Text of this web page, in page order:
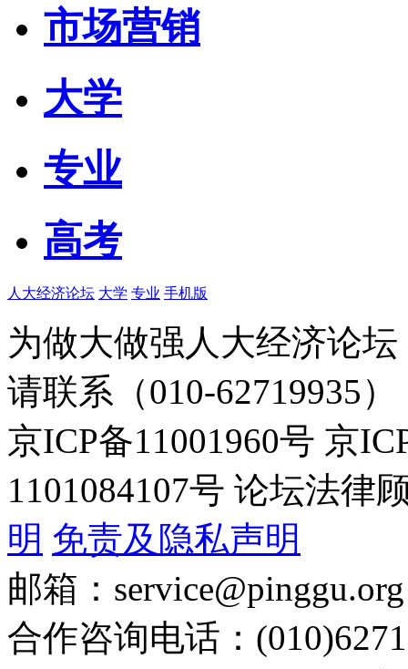
市场营销
大学
专业
高考
人大经济论坛 大学 专业 手机版
为做大做强人大经济论
请联系（010-62719935）
京ICP备11001960号 京
1101084107号 论坛法律
明 免责及隐私声明
邮箱：service@pinggu.org
合作咨询电话：